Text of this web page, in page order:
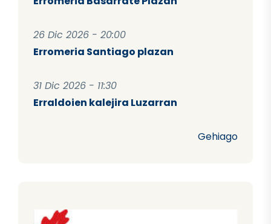
26 Dic 2026 - 20:00
Erromeria Santiago plazan
31 Dic 2026 - 11:30
Erraldoien kalejira Luzarran
Gehiago